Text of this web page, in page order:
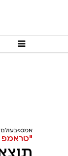
אמס
"טראמפ